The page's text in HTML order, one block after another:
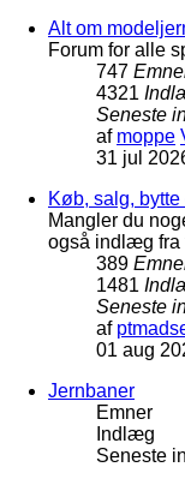
Alt om
Forum for alle
747
4321
Seneste
af moppe
31 jul
Køb, salg,
Mangler du
også indlæg fra
389
1481
Seneste
af
01 aug
Jernbaner
Emner
Indlæg
Seneste